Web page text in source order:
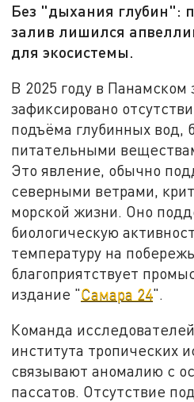
Без "дыхания глубин":
залив лишился
для экосистемы.
В 2025 году в Панамском
зафиксировано
подъёма глубинных вод,
питательными
Это явление, обычно
северными ветрами,
морской жизни. Оно
биологическую
температуру на
благоприятствует
издание "Самара 24".
Команда
института тропических
связывают аномалию с
пассатов. Отсутствие